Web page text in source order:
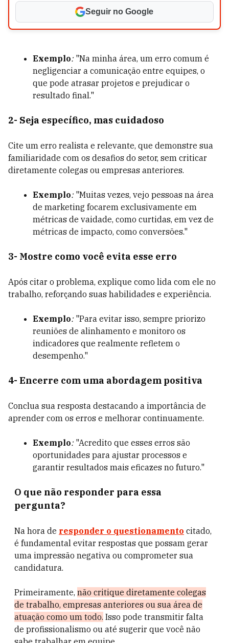
Seguir no Google
Exemplo:"Na minha área, um erro comum é
negligenciar a comunicação entre equipes, o
que pode atrasar projetos e prejudicar o
resultado final."
2- Seja específico, mas cuidadoso
Cite um erro realista e relevante, que demonstre sua
familiaridade com os desafios do setor, sem criticar
diretamente colegas ou empresas anteriores.
Exemplo:"Muitas vezes, vejo pessoas na área
de marketing focarem exclusivamente em
métricas de vaidade, como curtidas, em vez de
métricas de impacto, como conversões."
3- Mostre como você evita esse erro
Após citar o problema, explique como lida com ele no
trabalho, reforçando suas habilidades e experiência.
Exemplo:"Para evitar isso, sempre priorizo
reuniões de alinhamento e monitoro os
indicadores que realmente refletem o
desempenho."
4- Encerre com uma abordagem positiva
Conclua sua resposta destacando a importância de
aprender com os erros e melhorar continuamente.
Exemplo:"Acredito que esses erros são
oportunidades para ajustar processos e
garantir resultados mais eficazes no futuro."
O que não responder para essa
pergunta?
Na hora de responder o questionamento citado,
é fundamental evitar respostas que possam gerar
uma impressão negativa ou comprometer sua
candidatura.
Primeiramente, não critique diretamente colegas
de trabalho, empresas anteriores ou sua área de
atuação como um todo. Isso pode transmitir falta
de profissionalismo ou até sugerir que você não